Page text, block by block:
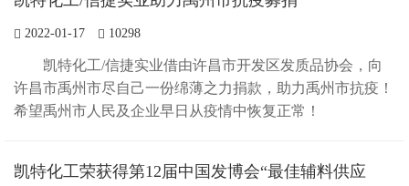
2022-01-17 10298
凯特化工/信捷实业借由许昌市开发区发质品协会，向
许昌市禹州市尽自己一份绵薄之力捐款，助力禹州市抗疫！
希望禹州市人民及企业早日从疫情中恢复正常！
凯特化工荣获得第12届中国发博会“最佳辅料供应